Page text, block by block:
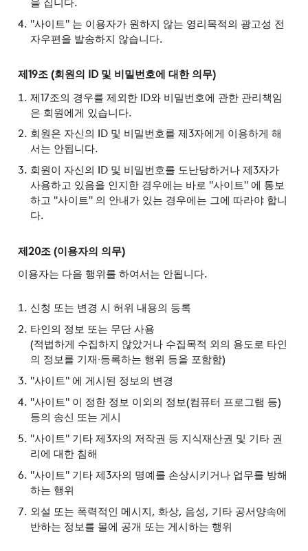
을 집니다.
"사이트" 는 이용자가 원하지 않는 영리목적의 광고성 전
자우편을 발송하지 않습니다.
제19조 (회원의 ID 및 비밀번호에 대한 의무)
제17조의 경우를 제외한 ID와 비밀번호에 관한 관리책임
은 회원에게 있습니다.
회원은 자신의 ID 및 비밀번호를 제3자에게 이용하게 해
서는 안됩니다.
회원이 자신의 ID 및 비밀번호를 도난당하거나 제3자가
사용하고 있음을 인지한 경우에는 바로 "사이트" 에 통보
하고 "사이트" 의 안내가 있는 경우에는 그에 따라야 합니
다.
제20조 (이용자의 의무)
이용자는 다음 행위를 하여서는 안됩니다.
신청 또는 변경 시 허위 내용의 등록
타인의 정보 또는 무단 사용
(적법하게 수집하지 않았거나 수집목적 외의 용도로 타인
의 정보를 기재∙등록하는 행위 등을 포함함)
"사이트" 에 게시된 정보의 변경
"사이트" 이 정한 정보 이외의 정보(컴퓨터 프로그램 등)
등의 송신 또는 게시
"사이트" 기타 제3자의 저작권 등 지식재산권 및 기타 권
리에 대한 침해
"사이트" 기타 제3자의 명예를 손상시키거나 업무를 방해
하는 행위
외설 또는 폭력적인 메시지, 화상, 음성, 기타 공서양속에
반하는 정보를 몰에 공개 또는 게시하는 행위